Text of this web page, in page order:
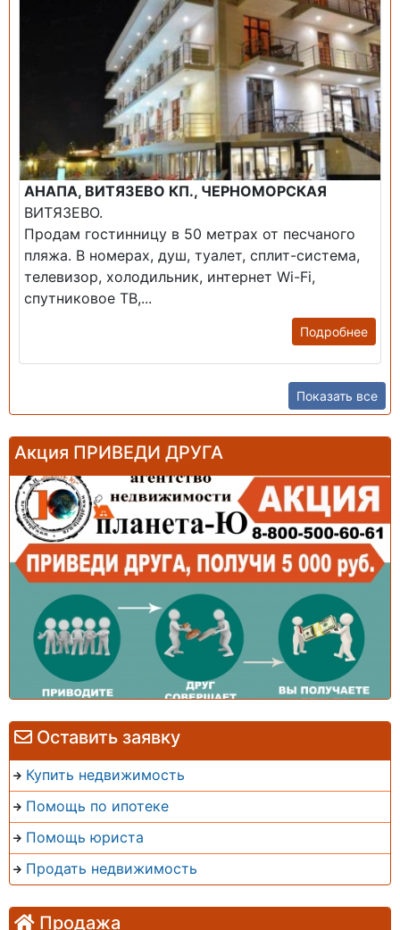
Оставить заявку
Купить недвижимость
Помощь по ипотеке
Помощь юриста
Продать недвижимость
Продажа
АНАПА, ВИТЯЗЕВО КП., ЧЕРНОМОРСКАЯ
ВИТЯЗЕВО.
Продам гостинницу в 50 метрах от песчаного
пляжа. В номерах, душ, туалет, сплит-система,
телевизор, холодильник, интернет Wi-Fi,
спутниковое ТВ,...
Подробнее
Показать все
Акция ПРИВЕДИ ДРУГА